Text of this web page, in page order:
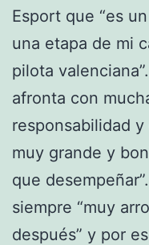
Esport que “es
una etapa de mi
pilota
afronta con
responsabilidad
muy grande y
que
siempre “muy
después” y por